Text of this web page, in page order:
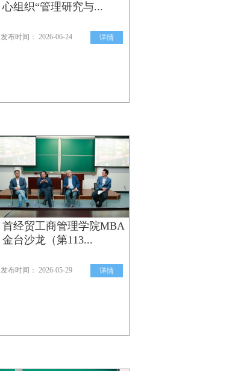
心组织“管理研究与...
发布时间： 2026-06-24 详情
首经贸工商管理学院MBA
金台沙龙（第113...
发布时间： 2026-05-29 详情